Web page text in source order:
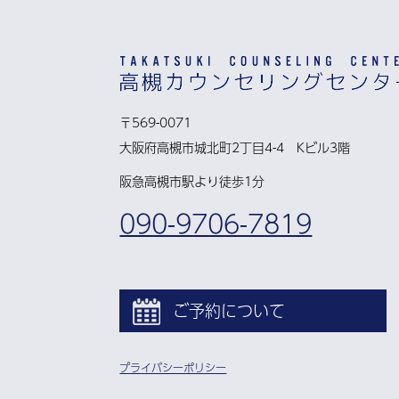
〒569-0071
大阪府高槻市城北町2丁目4-4 Kビル3階
阪急高槻市駅より徒歩1分
090-9706-7819
ご予約について
プライバシーポリシー